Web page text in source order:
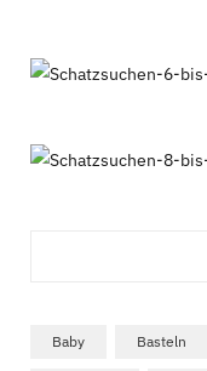
Baby Basteln